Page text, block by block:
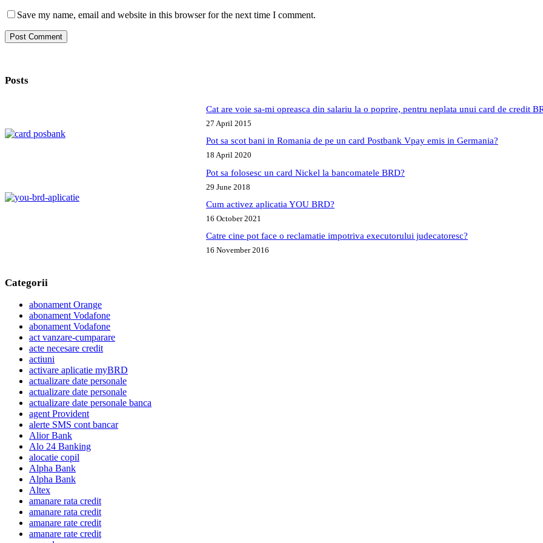
Save my name, email and website in this browser for the next time I comment.
Post Comment
Posts
Cat are voie sa-mi opreasca din salariu la o poprire, pentru neplata unui card de credit
27 April 2015
Pot sa scot bani in Romania de pe un card Postbank Vpay emis in Germania?
18 April 2020
Pot sa folosesc un card Nickel la bancomatele BRD?
29 June 2018
Cum activez aplicatia YOU BRD?
16 October 2021
Catre cine pot face o reclamatie impotriva executorului judecatoresc?
16 November 2016
Categorii
abonament Orange
abonament Vodafone
abonament Vodafone
act vanzare-cumparare
acte necesare credit
actiuni
activare aplicatie myBRD
actualizare date personale
actualizare date personale
actualizare date personale banca
agent Provident
alerte SMS cont bancar
Alior Bank
Alo 24 Banking
alocatie copil
Alpha Bank
Alpha Bank
Altex
amanare rata credit
amanare rata credit
amanare rate credit
amanare rate credit